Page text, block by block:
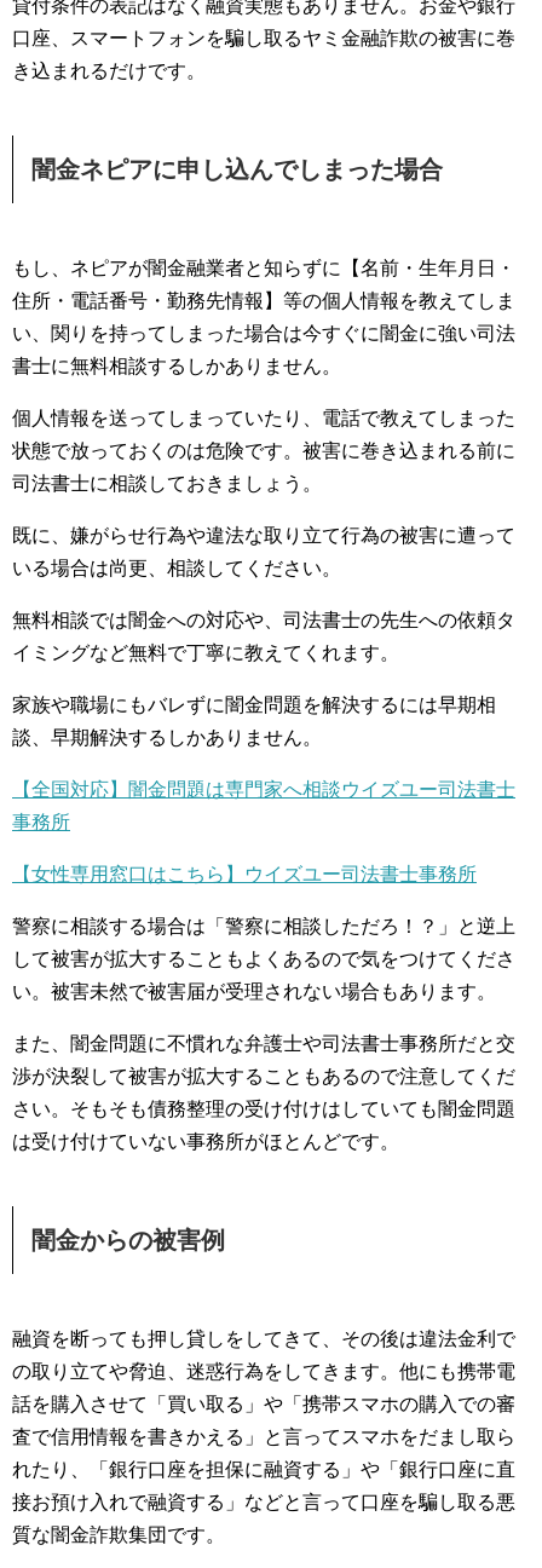
貸付条件の表記はなく融資実態もありません。お金や銀行
口座、スマートフォンを騙し取るヤミ金融詐欺の被害に巻
き込まれるだけです。
闇金ネピアに申し込んでしまった場合
もし、ネピアが闇金融業者と知らずに【名前・生年月日・
住所・電話番号・勤務先情報】等の個人情報を教えてしま
い、関りを持ってしまった場合は今すぐに闇金に強い司法
書士に無料相談するしかありません。
個人情報を送ってしまっていたり、電話で教えてしまった
状態で放っておくのは危険です。被害に巻き込まれる前に
司法書士に相談しておきましょう。
既に、嫌がらせ行為や違法な取り立て行為の被害に遭って
いる場合は尚更、相談してください。
無料相談では闇金への対応や、司法書士の先生への依頼タ
イミングなど無料で丁寧に教えてくれます。
家族や職場にもバレずに闇金問題を解決するには早期相
談、早期解決するしかありません。
【全国対応】闇金問題は専門家へ相談ウイズユー司法書士
事務所
【女性専用窓口はこちら】ウイズユー司法書士事務所
警察に相談する場合は「警察に相談しただろ！？」と逆上
して被害が拡大することもよくあるので気をつけてくださ
い。被害未然で被害届が受理されない場合もあります。
また、闇金問題に不慣れな弁護士や司法書士事務所だと交
渉が決裂して被害が拡大することもあるので注意してくだ
さい。そもそも債務整理の受け付けはしていても闇金問題
は受け付けていない事務所がほとんどです。
闇金からの被害例
融資を断っても押し貸しをしてきて、その後は違法金利で
の取り立てや脅迫、迷惑行為をしてきます。他にも携帯電
話を購入させて「買い取る」や「携帯スマホの購入での審
査で信用情報を書きかえる」と言ってスマホをだまし取ら
れたり、「銀行口座を担保に融資する」や「銀行口座に直
接お預け入れで融資する」などと言って口座を騙し取る悪
質な闇金詐欺集団です。